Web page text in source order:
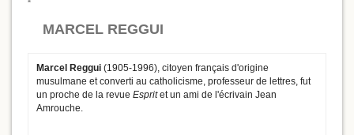
MARCEL REGGUI
Marcel Reggui (1905-1996), citoyen français d'origine
musulmane et converti au catholicisme, professeur de lettres, fut
un proche de la revue Espritet un ami de l'écrivain Jean
Amrouche.